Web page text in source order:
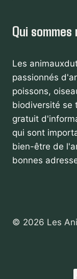
Qui sommes
Les
passionnés
poissons,
biodiversité se
gratuit
qui sont
bien-être de
bonnes
© 2026 Les